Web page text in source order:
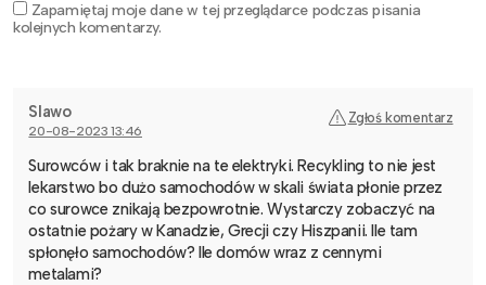
Zapamiętaj moje dane w tej przeglądarce podczas pisania
kolejnych komentarzy.
Slawo
20-08-2023 13:46
Zgłoś komentarz
Surowców i tak braknie na te elektryki. Recykling to nie jest
lekarstwo bo dużo samochodów w skali świata płonie przez
co surowce znikają bezpowrotnie. Wystarczy zobaczyć na
ostatnie pożary w Kanadzie, Grecji czy Hiszpanii. Ile tam
spłonęło samochodów? Ile domów wraz z cennymi
metalami?